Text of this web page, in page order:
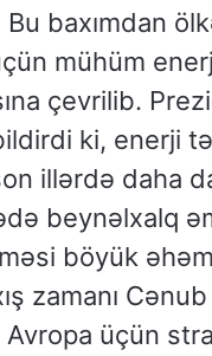
baxımdan
mühüm
çevrilib.
ki, enerji
illərdə daha
beynəlxalq
böyük
zamanı
Avropa üçün